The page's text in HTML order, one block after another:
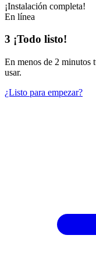
¡Instalación completa!
En línea
3 ¡Todo listo!
En menos de 2 minutos
usar.
¿Listo para empezar?